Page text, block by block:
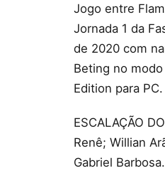
Jogo entre
Jornada 1 da
de 2020 com
Beting no
Edition para PC.
ESCALAÇÃO
Renê; Willian
Gabriel